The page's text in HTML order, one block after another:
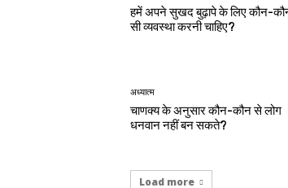
हमें अपने सुखद बुढ़ापे के लिए कौन-
सी व्यवस्था करनी चाहिए?
अध्यात्म
चाणक्य के अनुसार कौन-कौन से लोग
धनवान नहीं बन सकते?
Load more